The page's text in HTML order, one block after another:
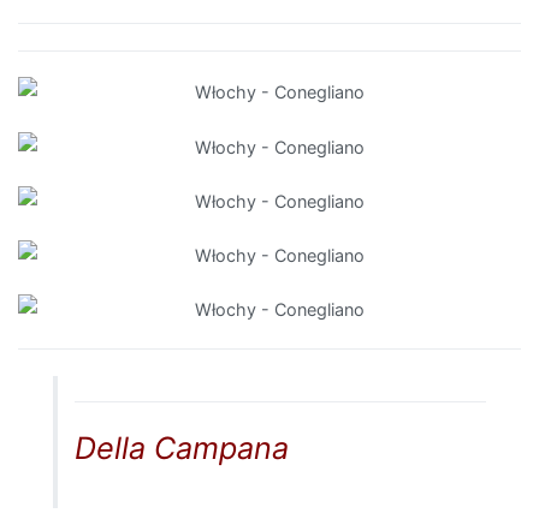
Della Campana